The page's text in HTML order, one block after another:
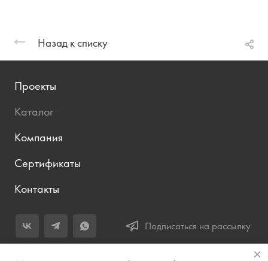
Назад к списку
Проекты
Каталог
Компания
Сертификаты
Контакты
Подписаться на рассылку
+7 (343) 283-04-11